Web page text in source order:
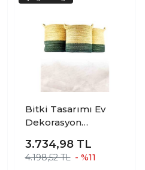
Bitki Tasarımı Ev
Dekorasyon
Dekoratif Kulplu Altı
Gri Şeritli Doğal
3.734,98 TL
4.198,52 TL - %11